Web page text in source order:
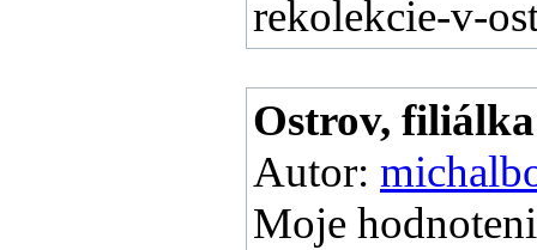
rekolekcie-v-
Ostrov, filiálka
Autor:
Moje